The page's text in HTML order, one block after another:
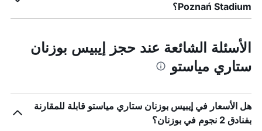
Poznań Stadium؟
الأسئلة الشائعة عند حجز إيبيس بوزنان
ستاري مياستو
هل الأسعار في إيبيس بوزنان ستاري مياستو قابلة للمقارنة
بفنادق 2 نجوم في بوزنان؟